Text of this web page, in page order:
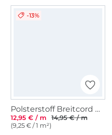
-13%
Polsterstoff Breitcord Hyper, beige
12,95 € / m
14,95 € / m
(9,25 € / 1 m²)